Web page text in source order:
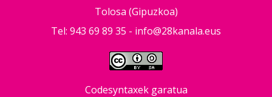
Tolosa (Gipuzkoa)
Tel: 943 69 89 35 - info@28kanala.eus
Codesyntaxek garatua